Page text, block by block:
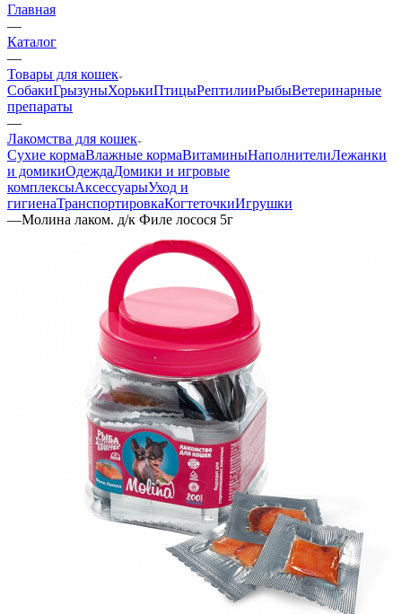
Главная
—
Каталог
—
Товары для кошек
СобакиГрызуныХорькиПтицыРептилииРыбыВетеринарные
препараты
—
Лакомства для кошек
Сухие кормаВлажные кормаВитаминыНаполнителиЛежанки
и домикиОдеждаДомики и игровые
комплексыАксессуарыУход и
гигиенаТранспортировкаКогтеточкиИгрушки
—Молина лаком. д/к Филе лосося 5г